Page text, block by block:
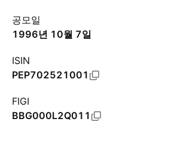
공모일
1996년 10월 7일
ISIN
PEP702521001
FIGI
BBG000L2Q011